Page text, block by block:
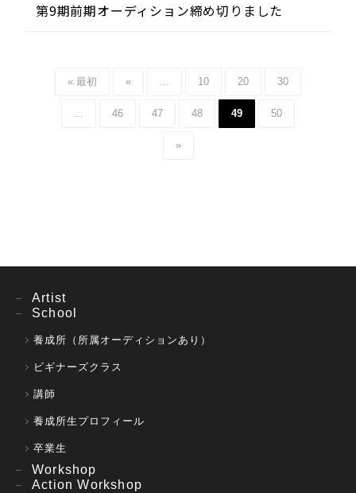
第9期前期オーディション締め切りました
« 最初 « ... 10 20 30
... 46 47 48 49 50
»
Artist
School
養成所（所属オーディションあり）
ビギナーズクラス
講師
養成所生プロフィール
卒業生
Workshop
Action Workshop